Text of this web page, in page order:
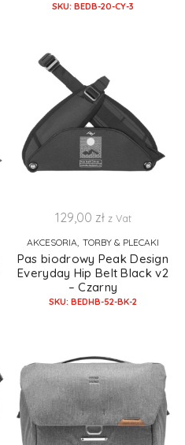
SKU: BEDB-20-CY-3
129,00 zł z Vat
AKCESORIA, TORBY & PLECAKI
Pas biodrowy Peak Design
Everyday Hip Belt Black v2
– Czarny
SKU: BEDHB-52-BK-2